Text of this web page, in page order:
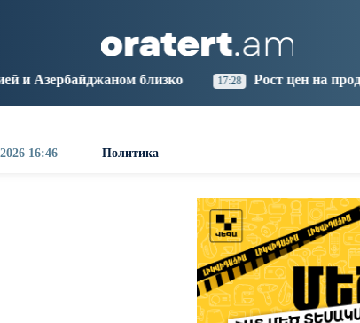
Los Angeles
01:11
Beijing
16:11
близко 17:28 Рост цен на продукты в Армении
16:46 Политика